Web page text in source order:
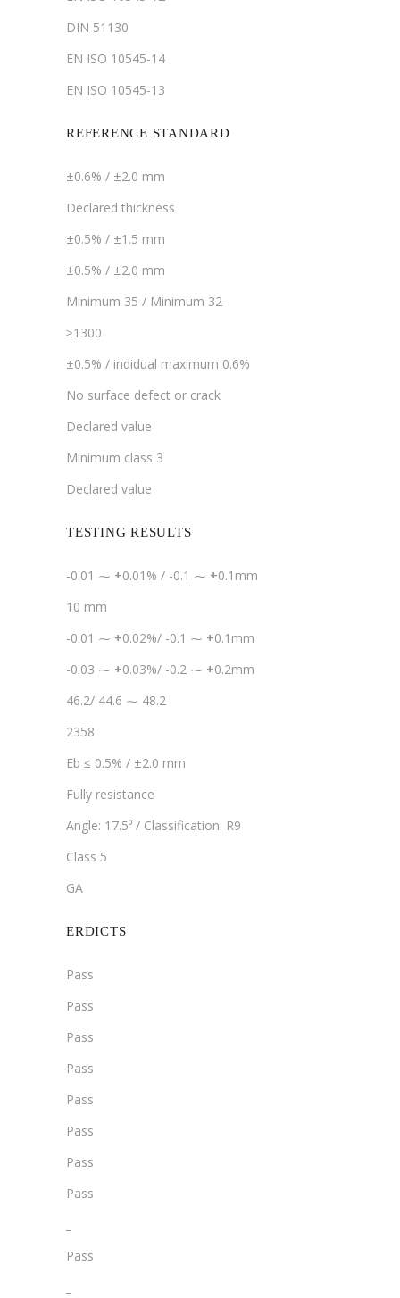
DIN 51130
EN ISO 10545-14
EN ISO 10545-13
REFERENCE STANDARD
±0.6% / ±2.0 mm
Declared thickness
±0.5% / ±1.5 mm
±0.5% / ±2.0 mm
Minimum 35 / Minimum 32
≥1300
±0.5% / indidual maximum 0.6%
No surface defect or crack
Declared value
Minimum class 3
Declared value
TESTING RESULTS
-0.01 ⁓ +0.01% / -0.1 ⁓ +0.1mm
10 mm
-0.01 ⁓ +0.02%/ -0.1 ⁓ +0.1mm
-0.03 ⁓ +0.03%/ -0.2 ⁓ +0.2mm
46.2/ 44.6 ⁓ 48.2
2358
Eb ≤ 0.5% / ±2.0 mm
Fully resistance
Angle: 17.5⁰ / Classification: R9
Class 5
GA
ERDICTS
Pass
Pass
Pass
Pass
Pass
Pass
Pass
Pass
Pass